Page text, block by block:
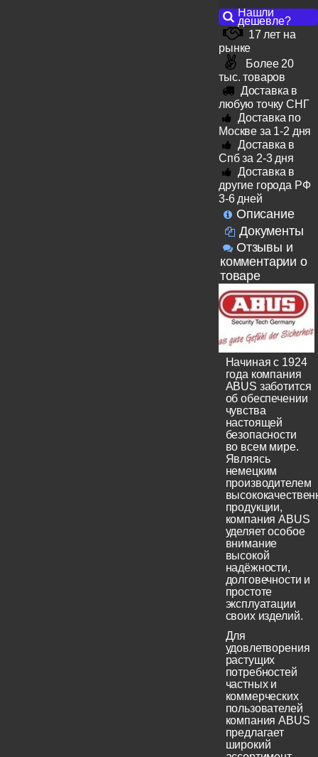
Нашли
дешевле?
17 лет на
рынке
Более 20
тыс. товаров
Доставка в
любую точку СНГ
Доставка по
Москве за 1-2 дня
Доставка в
Спб за 2-3 дня
Доставка в
другие города РФ
3-6 дней
Описание
Документы
Отзывы и
комментарии о
товаре
Начиная с 1924
года компания
ABUS заботится
об обеспечении
чувства
настоящей
безопасности
во всем мире.
Являясь
немецким
производителем
продукции,
компания ABUS
уделяет особое
внимание
высокой
надёжности,
долговечности и
простоте
эксплуатации
своих изделий.
Для
удовлетворения
растущих
потребностей
частных и
коммерческих
пользователей
компания ABUS
предлагает
широкий